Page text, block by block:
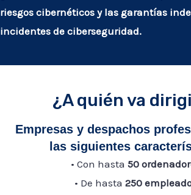
riesgos cibernéticos y las garantías
incidentes de ciberseguridad.
¿A quién va
Empresas y despachos
las siguientes
• Con hasta 50
• De hasta 250